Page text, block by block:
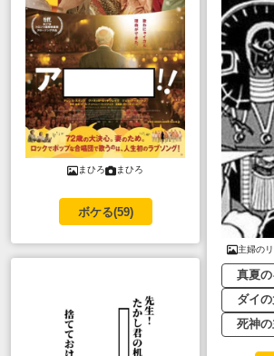
まひろ まひろ
ボケる(59)
主婦の
真夏
ダイ
死神